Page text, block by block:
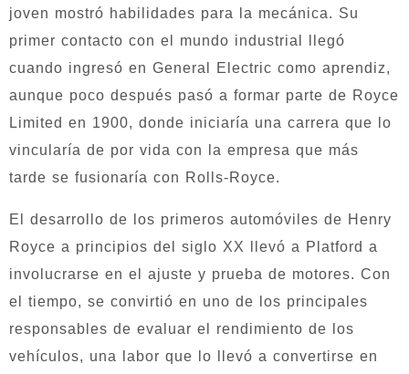
joven mostró habilidades para la mecánica. Su
primer contacto con el mundo industrial llegó
cuando ingresó en General Electric como aprendiz,
aunque poco después pasó a formar parte de Royce
Limited en 1900, donde iniciaría una carrera que lo
vincularía de por vida con la empresa que más
tarde se fusionaría con Rolls-Royce.
El desarrollo de los primeros automóviles de Henry
Royce a principios del siglo XX llevó a Platford a
involucrarse en el ajuste y prueba de motores. Con
el tiempo, se convirtió en uno de los principales
responsables de evaluar el rendimiento de los
vehículos, una labor que lo llevó a convertirse en